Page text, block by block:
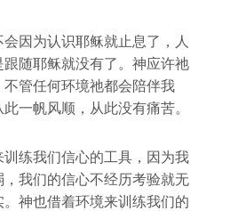
因为认识耶稣就止息了，人
随耶稣就没有了。神应许祂
管任何环境祂都会陪伴我
一帆风顺，从此没有痛苦。
练我们信心的工具，因为我
我们的信心不经历考验就无
神也借着环境来训练我们的